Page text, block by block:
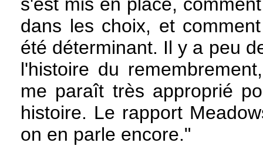
s'est mis en place,
dans les choix, et
été déterminant. Il y a peu
l'histoire du
me paraît très approprié
histoire. Le rapport
on en parle encore."